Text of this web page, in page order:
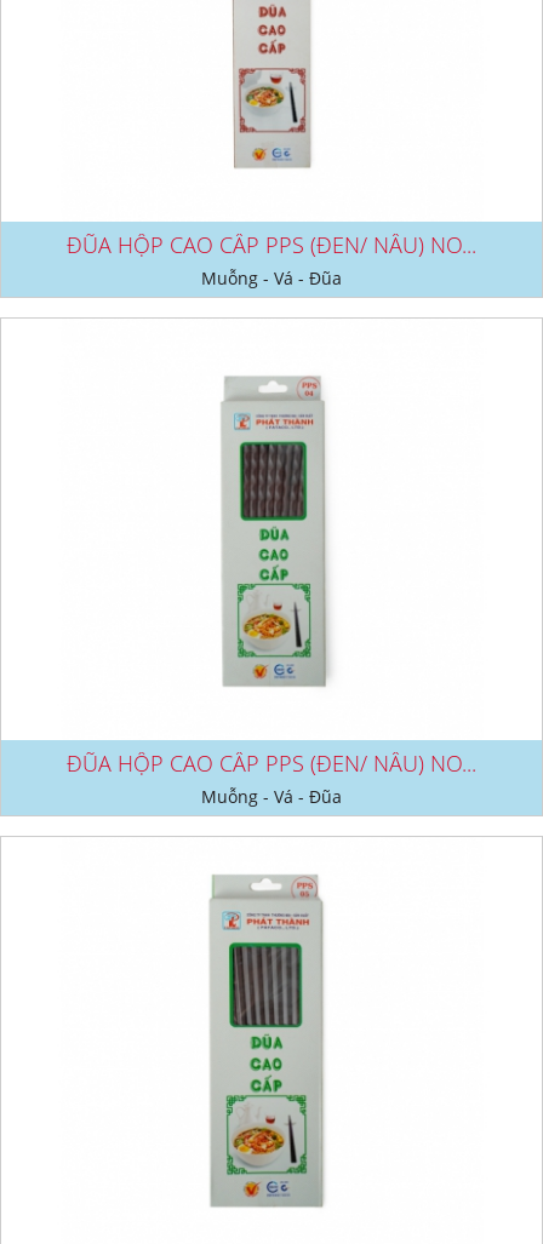
ĐŨA HỘP CAO CẤP PPS (ĐEN/ NÂU) NO...
Muỗng - Vá - Đũa
ĐŨA HỘP CAO CẤP PPS (ĐEN/ NÂU) NO...
Muỗng - Vá - Đũa